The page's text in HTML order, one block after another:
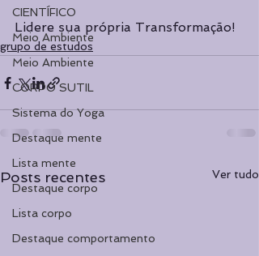
CIENTÍFICO
Meio Ambiente
Meio Ambiente
CORPO SUTIL
Sistema do Yoga
Destaque mente
Lista mente
Destaque corpo
Lista corpo
Destaque comportamento
Lidere sua própria Transformação!
grupo de estudos
Posts recentes Ver tudo